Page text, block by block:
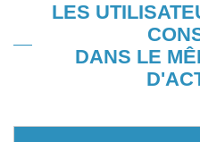
LES
DANS LE